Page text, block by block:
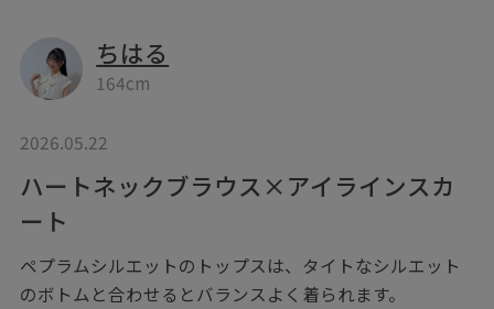
ちはる
164cm
2026.05.22
ハートネックブラウス×アイラインスカ
ート
ペプラムシルエットのトップスは、タイトなシルエット
のボトムと合わせるとバランスよく着られます。